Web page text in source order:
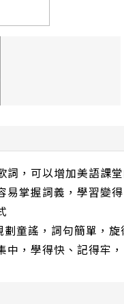
詞，可以增加美語課
掌握詞義，學習變
童謠，詞句簡單，旋
，學得快、記得牢